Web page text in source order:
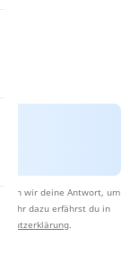
wir deine Antwort, um
Mehr dazu erfährst du in
.